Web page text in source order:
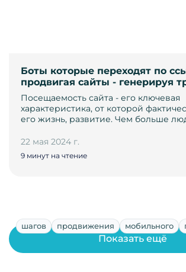
Боты которые переходят по
продвигая сайты - генерируя
Посещаемость сайта - его ключевая
характеристика, от которой
его жизнь, развитие. Чем больше
22 мая 2024 г.
9 минут на чтение
шагов продвижения мобильного
Показать ещё